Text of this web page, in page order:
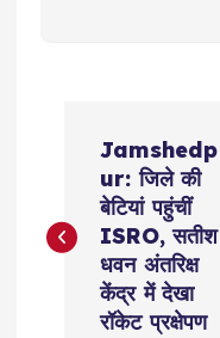
s
Jamshedp
ur: जिले की
बेटियां पहुंचीं
ISRO, सतीश
धवन अंतरिक्ष
केंद्र में देखा
रॉकेट प्रक्षेपण